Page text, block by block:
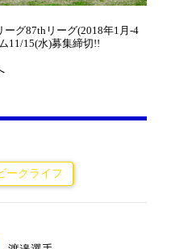
グ87thリーグ(2018年1月-4
11/15(水)募集締切!!
ークライフ